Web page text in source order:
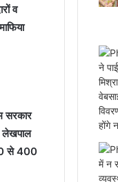
व
सरकार
लेखपाल
से 400